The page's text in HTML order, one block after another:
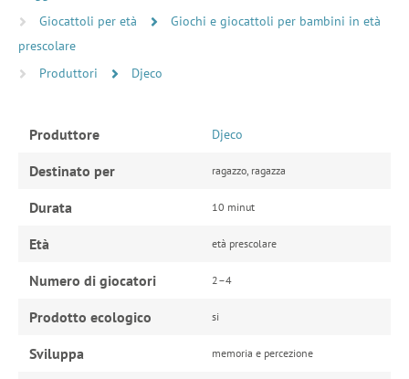
Giocattoli per età
Giochi e giocattoli per bambini in età
prescolare
Produttori
Djeco
Produttore Djeco
Destinato per ragazzo, ragazza
Durata 10 minut
Età età prescolare
Numero di giocatori 2–4
Prodotto ecologico si
Sviluppa memoria e percezione